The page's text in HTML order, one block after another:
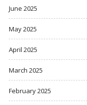
June 2025
May 2025
April 2025
March 2025
February 2025